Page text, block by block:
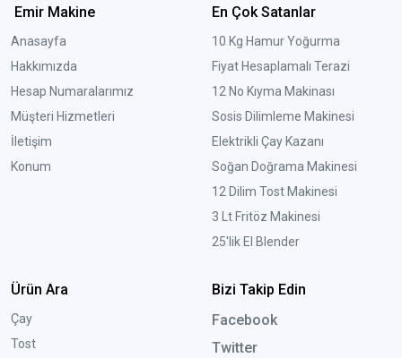
Emir Makine
Anasayfa
Hakkımızda
Hesap Numaralarımız
Müşteri Hizmetleri
İletişim
Konum
En Çok Satanlar
10 Kg Hamur Yoğurma
Fiyat Hesaplamalı Terazi
12 No Kıyma Makinası
Sosis Dilimleme Makinesi
Elektrikli Çay Kazanı
Soğan Doğrama Makinesi
12 Dilim Tost Makinesi
3 Lt Fritöz Makinesi
25'lik El Blender
Ürün Ara
Çay
Tost
Bizi Takip Edin
Facebook
Twitter